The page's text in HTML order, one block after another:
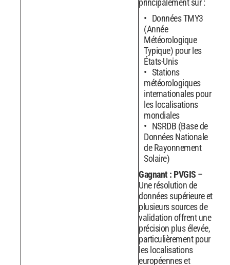
principalement sur :
Données TMY3
(Année
Météorologique
Typique) pour les
États-Unis
Stations
météorologiques
internationales pour
les localisations
mondiales
NSRDB (Base de
Données Nationale
de Rayonnement
Solaire)
Gagnant : PVGIS –
Une résolution de
données supérieure et
plusieurs sources de
validation offrent une
précision plus élevée,
particulièrement pour
les localisations
européennes et